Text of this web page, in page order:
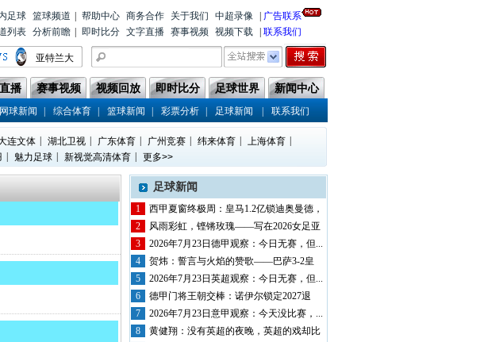
足球 篮球频道
列表 分析前瞻
帮助中心 商务合作 关于我们 中超录像
广告联系
即时比分 文字直播 赛事视频 视频下载 联系我们
亚特兰大
莱切
青岛西海岸
威尼斯
热那亚
播 赛事视频 视频回放 即时比分 足球世界 新闻中心
网球新闻 | 综合体育 | 篮球新闻 | 彩票分析 | 足球新闻 | 联系我们
连文体 湖北卫视 广东体育 广州竞赛 纬来体育 上海体育
| 魅力足球 | 新视觉高清体育 | 更多>>
足球新闻
1
西甲夏窗终极周：皇马1.2亿锁迪奥曼德，
巴...
2
风雨彩虹，铿锵玫瑰——写在2026女足亚
洲...
3
2026年7月23日德甲观察：今日无赛，但...
4
贺炜：誓言与火焰的赞歌——巴萨3-2皇
马，...
5
2026年7月23日英超观察：今日无赛，但...
6
德甲门将王朝交棒：诺伊尔锁定2027退
役，...
7
2026年7月23日意甲观察：今天没比赛，...
8
黄健翔：没有英超的夜晚，英超的戏却比